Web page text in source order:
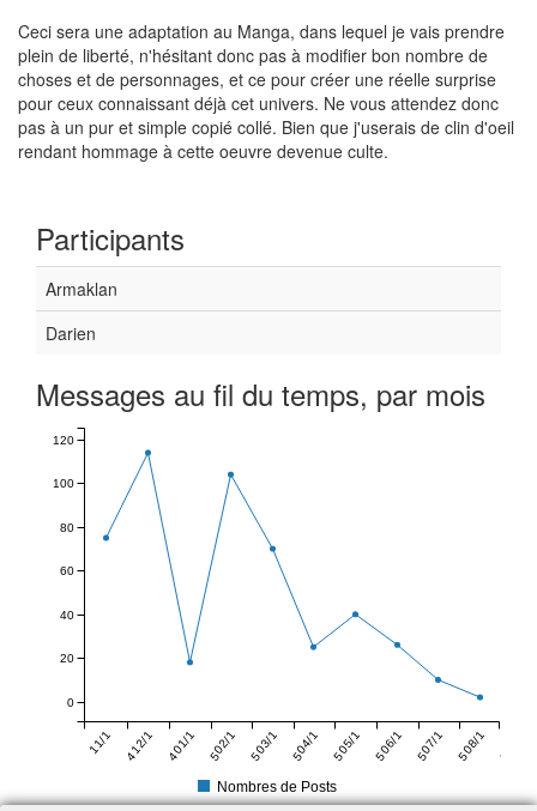
Ceci sera une adaptation au Manga, dans lequel je vais prendre
plein de liberté, n'hésitant donc pas à modifier bon nombre de
choses et de personnages, et ce pour créer une réelle surprise
pour ceux connaissant déjà cet univers. Ne vous attendez donc
pas à un pur et simple copié collé. Bien que j'userais de clin d'oeil
rendant hommage à cette oeuvre devenue culte.
Participants
Armaklan
Darien
Messages au fil du temps, par mois
11/1
4
12/1
4
01/1
5
02/1
5
03/1
5
04/1
5
05/1
5
06/1
5
07/1
5
08/1
5
0
20
40
60
80
100
120
Nombres de Posts